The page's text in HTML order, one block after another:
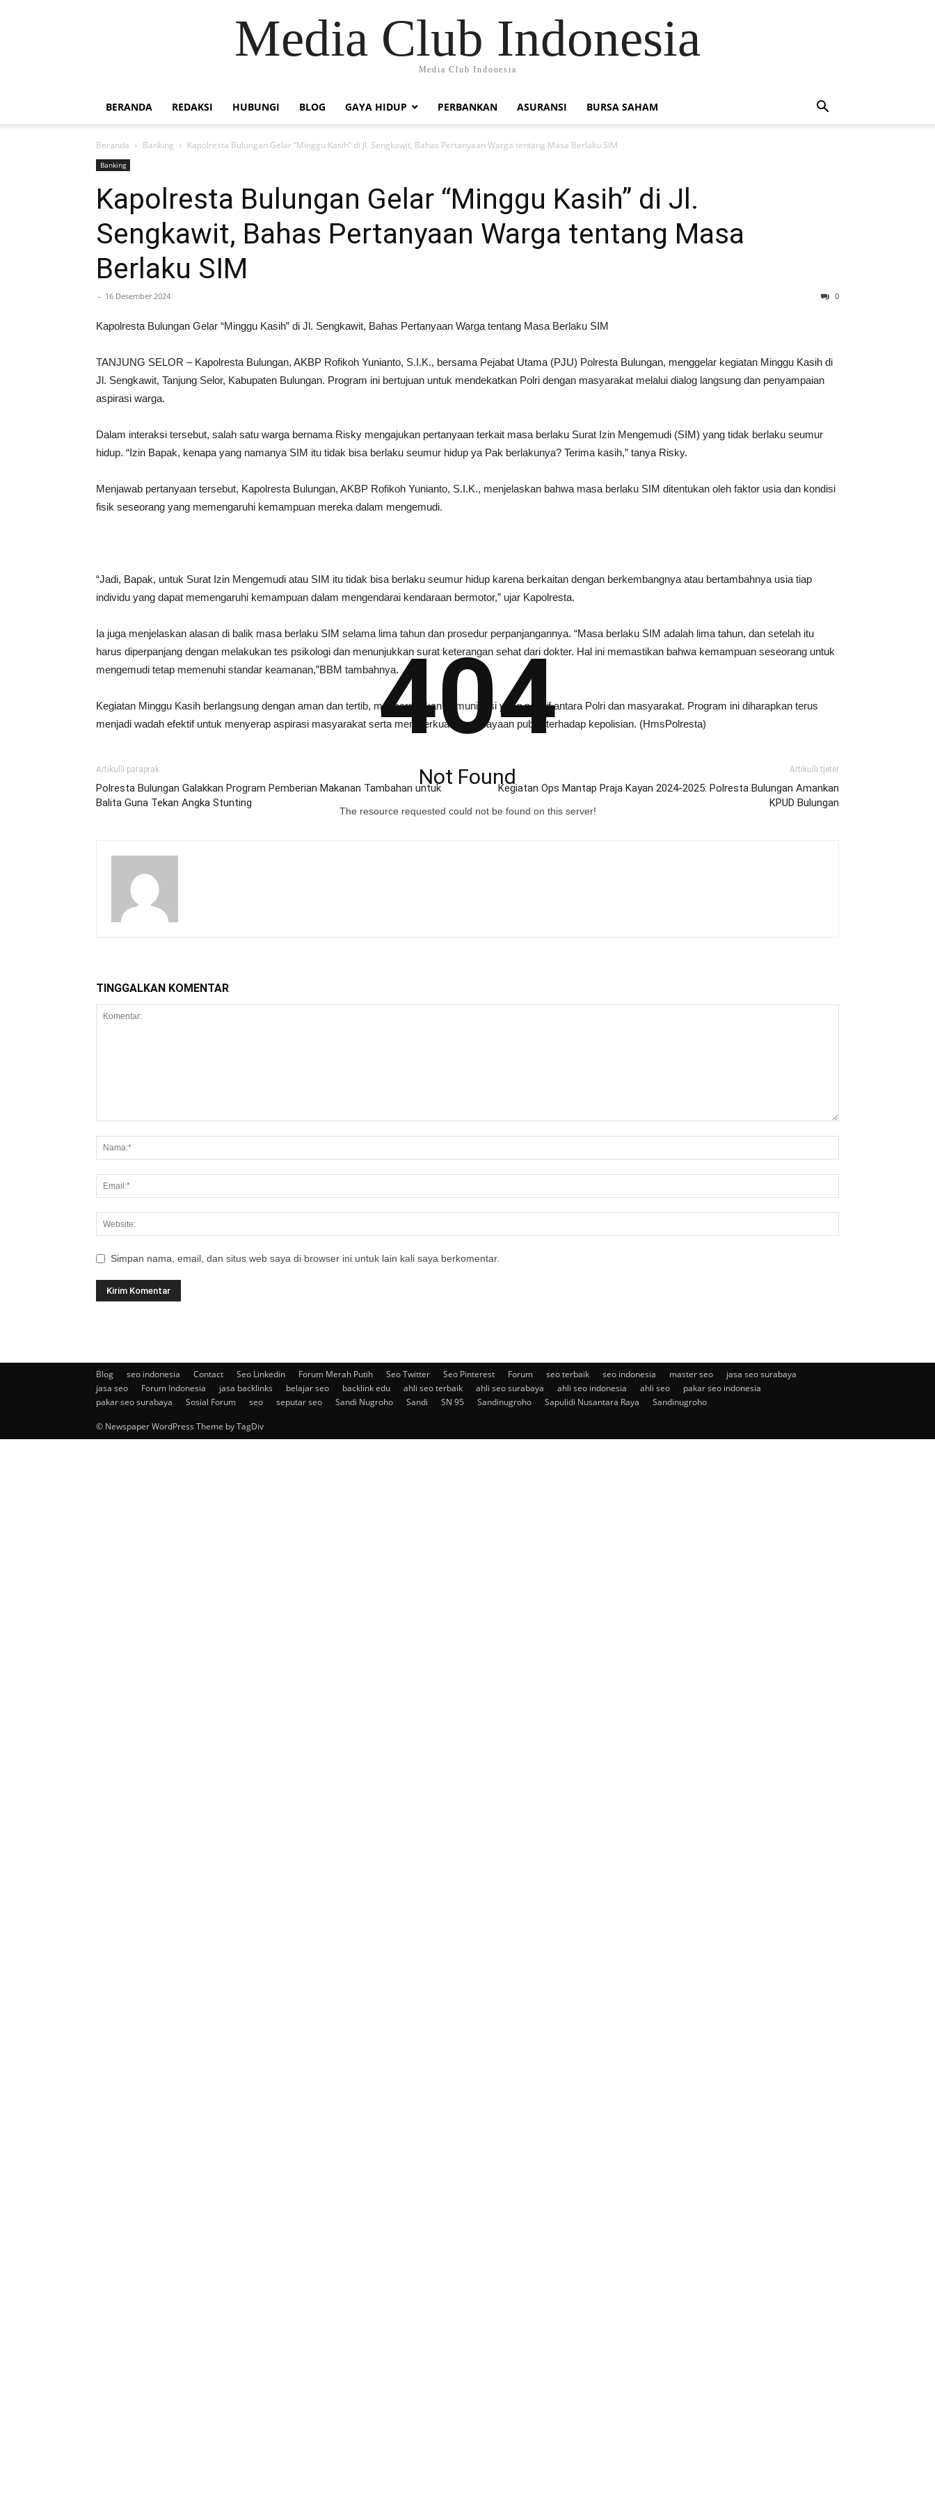
Media Club Indonesia
Media Club Indonesia
BERANDA REDAKSI HUBUNGI BLOG GAYA HIDUP PERBANKAN ASURANSI BURSA SAHAM
Beranda Banking Kapolresta Bulungan Gelar “Minggu Kasih” di Jl. Sengkawit, Bahas Pertanyaan Warga tentang Masa Berlaku SIM
Banking
Kapolresta Bulungan Gelar “Minggu Kasih” di Jl.
Sengkawit, Bahas Pertanyaan Warga tentang Masa
Berlaku SIM
- 16 Desember 2024 0
Kapolresta Bulungan Gelar “Minggu Kasih” di Jl. Sengkawit, Bahas Pertanyaan Warga tentang Masa Berlaku SIM
TANJUNG SELOR – Kapolresta Bulungan, AKBP Rofikoh Yunianto, S.I.K., bersama Pejabat Utama (PJU) Polresta Bulungan, menggelar kegiatan Minggu Kasih di
Jl. Sengkawit, Tanjung Selor, Kabupaten Bulungan. Program ini bertujuan untuk mendekatkan Polri dengan masyarakat melalui dialog langsung dan penyampaian
aspirasi warga.
Dalam interaksi tersebut, salah satu warga bernama Risky mengajukan pertanyaan terkait masa berlaku Surat Izin Mengemudi (SIM) yang tidak berlaku seumur
hidup. “Izin Bapak, kenapa yang namanya SIM itu tidak bisa berlaku seumur hidup ya Pak berlakunya? Terima kasih,” tanya Risky.
Menjawab pertanyaan tersebut, Kapolresta Bulungan, AKBP Rofikoh Yunianto, S.I.K., menjelaskan bahwa masa berlaku SIM ditentukan oleh faktor usia dan kondisi
fisik seseorang yang memengaruhi kemampuan mereka dalam mengemudi.
“Jadi, Bapak, untuk Surat Izin Mengemudi atau SIM itu tidak bisa berlaku seumur hidup karena berkaitan dengan berkembangnya atau bertambahnya usia tiap
individu yang dapat memengaruhi kemampuan dalam mengendarai kendaraan bermotor,” ujar Kapolresta.
Ia juga menjelaskan alasan di balik masa berlaku SIM selama lima tahun dan prosedur perpanjangannya. “Masa berlaku SIM adalah lima tahun, dan setelah itu
harus diperpanjang dengan melakukan tes psikologi dan menunjukkan surat keterangan sehat dari dokter. Hal ini memastikan bahwa kemampuan seseorang untuk
mengemudi tetap memenuhi standar keamanan,”BBM tambahnya.
Kegiatan Minggu Kasih berlangsung dengan aman dan tertib, mencerminkan komunikasi yang positif antara Polri dan masyarakat. Program ini diharapkan terus
menjadi wadah efektif untuk menyerap aspirasi masyarakat serta memperkuat kepercayaan publik terhadap kepolisian. (HmsPolresta)
Artikulli paraprak
Polresta Bulungan Galakkan Program Pemberian Makanan Tambahan untuk
Balita Guna Tekan Angka Stunting
Artikulli tjetër
Kegiatan Ops Mantap Praja Kayan 2024-2025: Polresta Bulungan Amankan
KPUD Bulungan
TINGGALKAN KOMENTAR
Simpan nama, email, dan situs web saya di browser ini untuk lain kali saya berkomentar.
Blog seo indonesia Contact Seo Linkedin Forum Merah Putih Seo Twitter Seo Pinterest Forum seo terbaik seo indonesia master seo
jasa seo surabaya
jasa seo
Forum Indonesia jasa backlinks belajar seo backlink edu ahli seo terbaik ahli seo surabaya ahli seo indonesia ahli seo
pakar seo indonesia
pakar seo surabaya
Sosial Forum seo seputar seo Sandi Nugroho Sandi SN 95 Sandinugroho Sapulidi Nusantara Raya Sandinugroho
© Newspaper WordPress Theme by TagDiv
404
Not Found
The resource requested could not be found on this server!